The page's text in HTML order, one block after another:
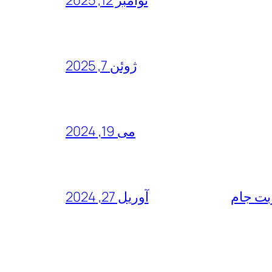
ژوئن 7, 2025
می 19, 2024
آوریل 27, 2024